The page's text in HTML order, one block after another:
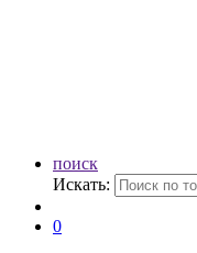
поиск
Искать:
0